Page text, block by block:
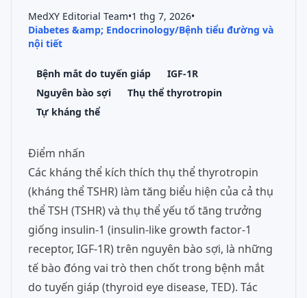
MedXY Editorial Team•1 thg 7, 2026•
Diabetes &amp; Endocrinology/Bệnh tiểu đường và
nội tiết
Bệnh mắt do tuyến giáp
IGF-1R
Nguyên bào sợi
Thụ thể thyrotropin
Tự kháng thể
Điểm nhấn
Các kháng thể kích thích thụ thể thyrotropin
(kháng thể TSHR) làm tăng biểu hiện của cả thụ
thể TSH (TSHR) và thụ thể yếu tố tăng trưởng
giống insulin-1 (insulin-like growth factor-1
receptor, IGF-1R) trên nguyên bào sợi, là những
tế bào đóng vai trò then chốt trong bệnh mắt
do tuyến giáp (thyroid eye disease, TED). Tác